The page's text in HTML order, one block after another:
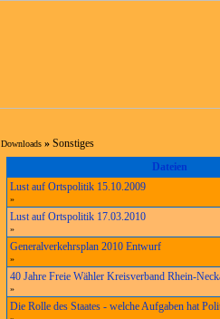
Downloads » Sonstiges
Dateien
Lust auf Ortspolitik 15.10.2009
»
Lust auf Ortspolitik 17.03.2010
»
Generalverkehrsplan 2010 Entwurf
»
40 Jahre Freie Wähler Kreisverband Rhein-
»
Die Rolle des Staates - welche Aufgaben hat